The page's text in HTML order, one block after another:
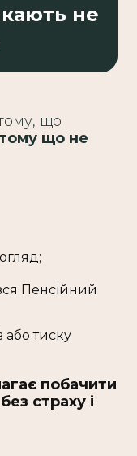
не
що
що не
Пенсійний
або тиску
побачити
страху і